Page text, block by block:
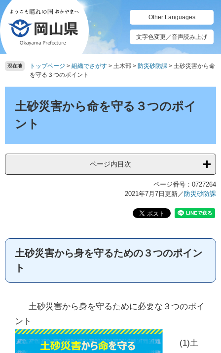
ペ
ー
ジ
の
先
頭
メ
ニ
ュ
ー
を
飛
て
Other Languages
文字色変更／音声読み上げ
現在地 トップページ > 組織でさがす > 土木部 > 防災砂防課 > 土砂災害から命
を守る３つのポイント
土砂災害から命を守る３つのポイ
ント
ページ内目次
ページ番号：0727264
2021年7月7日更新／ 防災砂防課
土砂災害から身を守るための３つのポイン
ト
土砂災害から身を守るために必要な３つのポイ
ント
(1)土